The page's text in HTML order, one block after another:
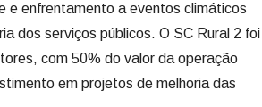
e enfrentamento a eventos climáticos
dos serviços públicos. O SC Rural 2 foi
com 50% do valor da operação
em projetos de melhoria das